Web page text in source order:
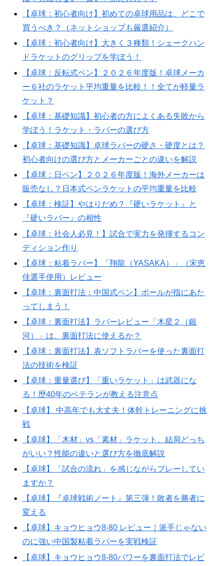
【卓球：初心者向け】初めての卓球用品は、どこで
買うべき？（ネットショップも厳選紹介）
【卓球：初心者向け】大きく３種類！シェークハン
ドラケットのグリップを学ぼう！
【卓球：反転式ペン】２０２６年度版！卓球メーカ
ー６社のラケット平均重量を比較！！全てが軽量ラ
ケット？
【卓球：基礎知識】初心者の方によくある失敗から
学ぼう！ラケット・ラバーの選び方
【卓球：基礎知識】卓球ラバーの硬さ・硬度とは？
初心者向けの選び方とメーカーごとの違いを解説
【卓球：日ペン】２０２６年度版！海外メーカーは
販売なし？日本式ペンラケットの平均重量を比較
【卓球：検証】やはりだめ？『硬いラケット』と
『硬いラバー』の相性
【卓球：社会人必見！】試合で実力を発揮するコン
ディション作り
【卓球：粘着ラバー】「翔龍（YASAKA）」（宋恵
佳選手使用）レビュー
【卓球：裏面打法：中国式ペン】ボールが指にあた
ってしまう！
【卓球：裏面打法】ラバーレビュー「木星２（銀
河）」は、裏面打法に使えるか？
【卓球：裏面打法】表ソフトラバーを使った裏面打
法の技術を検証
【卓球：重量選び】「重いラケット」は武器にな
る！歴40年のベテランが教える注意点
【卓球】 中高年でも大丈夫！体幹トレーニングに挑
戦
【卓球】「木材」vs「素材」ラケット、結局どっち
がいい？性能の違いと選び方を徹底解説
【卓球】「試合の流れ」を感じながらプレーしてい
ますか？
【卓球】『卓球戦術ノート』第三弾！敗者を勝者に
変える
【卓球】キョウヒョウ8-80 レビュー｜派手じゃない
のに強い中国製粘着ラバーを実戦検証
【卓球】キョウヒョウ8-80パワーを裏面打法でレビ